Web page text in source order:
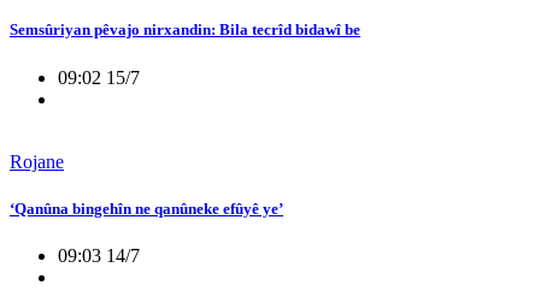
Semsûriyan pêvajo nirxandin: Bila tecrîd bidawî be
09:02 15/7
Rojane
‘Qanûna bingehîn ne qanûneke efûyê ye’
09:03 14/7